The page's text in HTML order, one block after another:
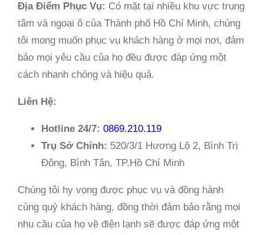
Địa Điểm Phục Vụ: Có mặt tại nhiều khu vực trung
tâm và ngoại ô của Thành phố Hồ Chí Minh, chúng
tôi mong muốn phục vụ khách hàng ở mọi nơi, đảm
bảo mọi yêu cầu của họ đều được đáp ứng một
cách nhanh chóng và hiệu quả.
Liên Hệ:
Hotline 24/7: 0869.210.119
Trụ Sở Chính: 520/3/1 Hương Lộ 2, Bình Trị
Đông, Bình Tân, TP.Hồ Chí Minh
Chúng tôi hy vọng được phục vụ và đồng hành
cùng quý khách hàng, đồng thời đảm bảo rằng mọi
nhu cầu của họ về điện lạnh sẽ được đáp ứng một